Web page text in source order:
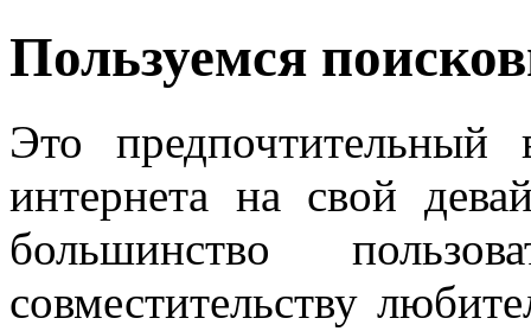
Пользуемся
Это предпочтительный
интернета на свой
большинство
совместительству